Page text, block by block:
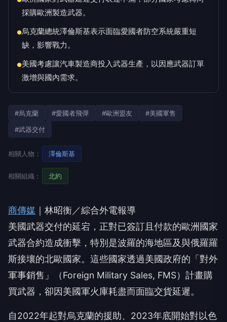
採購歐洲製造武器。
●烏克蘭總統澤倫斯基表示面臨愛國者防空系統嚴重短
缺，影響戰力。
●美國考慮讓汽車製造商投入武器生產，以因應武器訂單
激增與國內需求。
#烏克蘭 #愛國者飛彈 #歐洲盟友
#美國軍售
#武器交付
相關人物： 澤倫斯基
相關組織： 北約
商傳媒 ｜林昭衡／綜合外電報導
美國武器交付的延宕，正對已簽訂且付款的歐洲國家
武器合約造成衝擊，特別是波羅的海地區及與俄羅羅
斯接壤的北歐國家。這些國家透過美國政府的「對外
軍事銷售」（Foreign Military Sales, FMS）計畫購
買武器，卻因美國軍火庫耗盡而面臨交貨延遲。
自2022年起對烏克蘭的援助、2023年底開始對以色